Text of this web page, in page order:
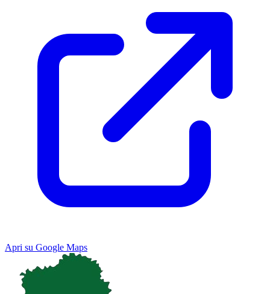
Apri su Google Maps
Map Satellite
Keyboard shortcuts